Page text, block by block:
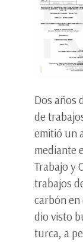
Dos años
de
emitió un
mediante
Trabajo y
trabajos
carbón en
dio visto
turca, a